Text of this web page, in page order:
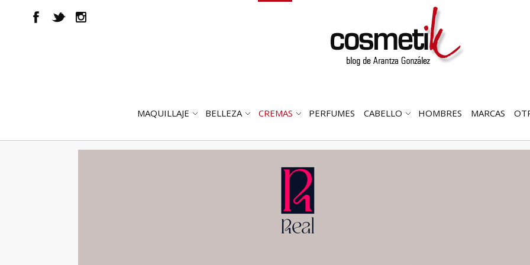
ABRIR
MAQUILLAJE
ABRIR
BELLEZA
ABRIR
CREMAS PERFUMES
ABRIR
CABELLO HOMBRES MARCAS